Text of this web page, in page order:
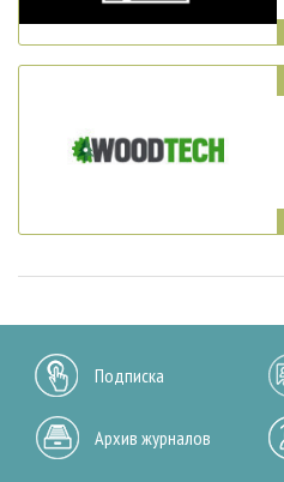
Подписка
Архив журналов